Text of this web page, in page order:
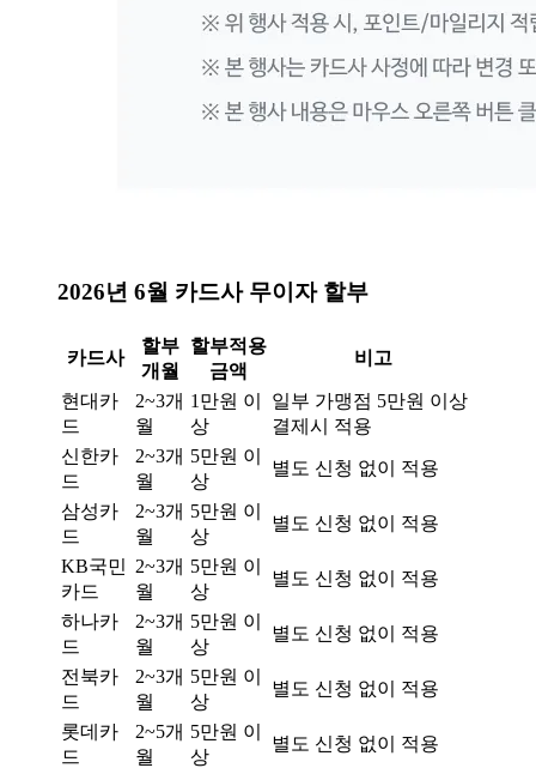
2026년 6월 카드사 무이자 할부
카드사
할부
개월
할부적용
금액
비고
현대카
드
2~3개
월
1만원 이
상
일부 가맹점 5만원 이상
결제시 적용
신한카
드
2~3개
월
5만원 이
상
별도 신청 없이 적용
삼성카
드
2~3개
월
5만원 이
상
별도 신청 없이 적용
KB국민
카드
2~3개
월
5만원 이
상
별도 신청 없이 적용
하나카
드
2~3개
월
5만원 이
상
별도 신청 없이 적용
전북카
드
2~3개
월
5만원 이
상
별도 신청 없이 적용
롯데카
드
2~5개
월
5만원 이
상
별도 신청 없이 적용